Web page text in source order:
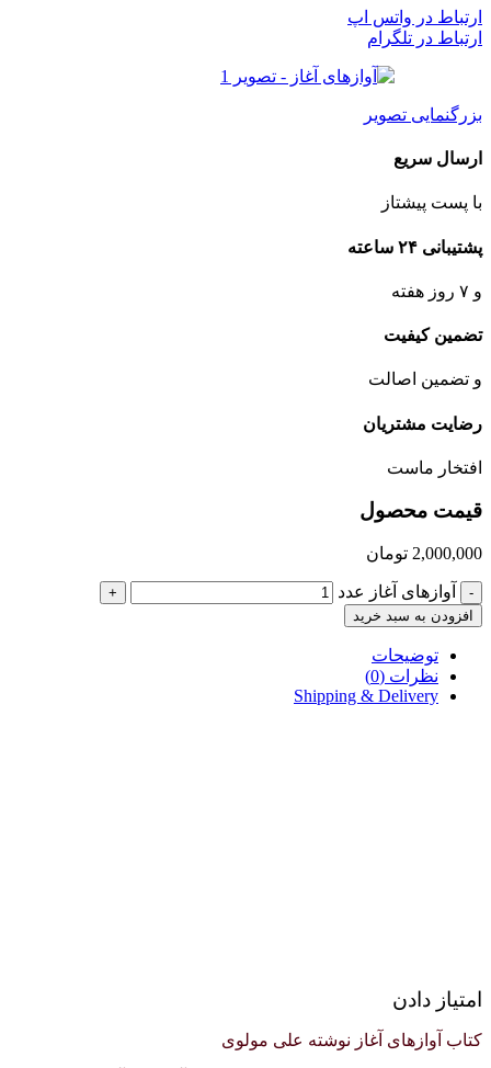
ارتباط در واتس اپ
ارتباط در تلگرام
بزرگنمایی تصویر
ارسال سریع
با پست پیشتاز
پشتیبانی ۲۴ ساعته
و ۷ روز هفته
تضمین کیفیت
و تضمین اصالت
رضایت مشتریان
افتخار ماست
قیمت محصول
2,000,000 تومان
- آوازهای آغاز عدد
+
افزودن به سبد خرید
توضیحات
نظرات (0)
Shipping & Delivery
امتیاز دادن
کتاب آوازهای آغاز نوشته علی مولوی